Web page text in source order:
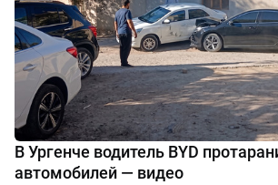
В Ургенче водитель BYD
автомобилей — видео